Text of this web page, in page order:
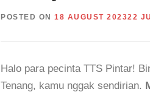
POSTED ON 18 AUGUST 202322
Halo para pecinta TTS Pintar!
Tenang, kamu nggak sendirian.